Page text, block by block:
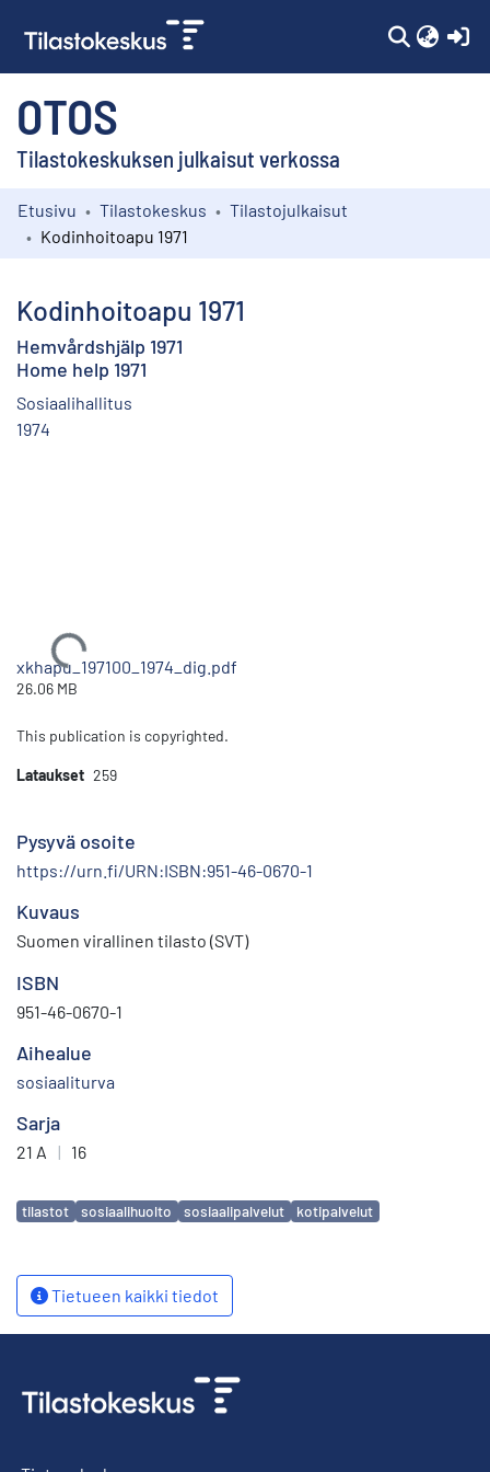
OTOS
Tilastokeskuksen julkaisut verkossa
Kokoelmat
Etusivu Tilastokeskus
Tilastojulkaisut
Kodinhoitoapu 1971
Kodinhoitoapu 1971
Hemvårdshjälp 1971
Home help 1971
Sosiaalihallitus
1974
Ladataan...
xkhapu_197100_1974_dig.pdf
26.06 MB
This publication is copyrighted.
Lataukset 259
Pysyvä osoite
https://urn.fi/URN:ISBN:951-46-0670-1
Kuvaus
Suomen virallinen tilasto (SVT)
ISBN
951-46-0670-1
Aihealue
sosiaaliturva
Sarja
21 A | 16
Avainsanat
tilastot sosiaalihuolto sosiaalipalvelut kotipalvelut
Tietueen kaikki tiedot